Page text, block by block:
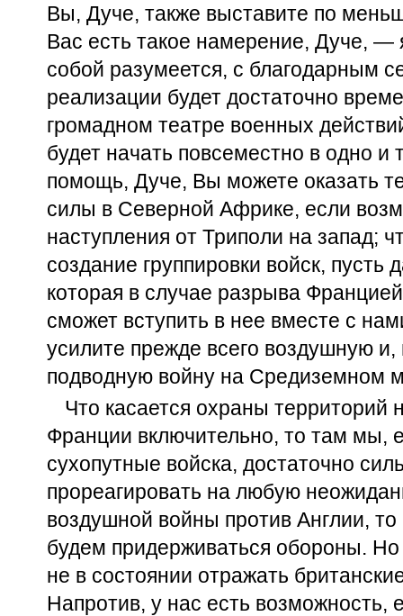
Вы, Дуче, также выставите по
Вас есть такое намерение, Дуче, —
собой разумеется, с благодарным
реализации будет достаточно
громадном театре военных
будет начать повсеместно в одно
помощь, Дуче, Вы можете оказать
силы в Северной Африке, если
наступления от Триполи на запад;
создание группировки войск,
которая в случае разрыва
сможет вступить в нее вместе с
усилите прежде всего воздушную
подводную войну на Средиземном
Что касается охраны территорий
Франции включительно, то там мы,
сухопутные войска, достаточно
прореагировать на любую
воздушной войны против Англии,
будем придерживаться обороны.
не в состоянии отражать
Напротив, у нас есть возможность,